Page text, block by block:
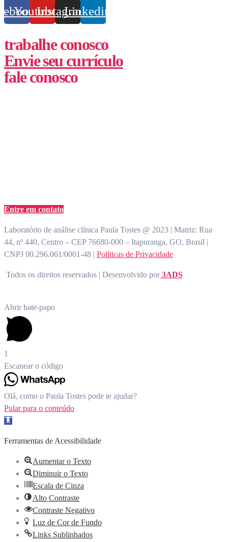
YoutubeInstagram
Linkedin
trabalhe conosco
Envie seu currículo
fale conosco
Entre em contato
Laboratório de análise clínica Paula Tostes @ 2023 | Matriz: Rua
44, nº 440, Centro – CEP 76680-000 – Itapuranga, GO, Brasil |
CNPJ 00.296.061/0001-48 | Políticas de Privacidade
Todos os direitos reservados | Desenvolvido por3ADS
Abrir bate-papo
1
Escanear o código
Olá, como o Paula Tostes pode te ajudar?
Pular para o conteúdo
Barra de Ferramentas Aberta
Ferramentas de Acessibilidade
Aumentar o Texto
Diminuir o Texto
Escala de Cinza
Alto Contraste
Contraste Negativo
Luz de Cor de Fundo
Links Sublinhados